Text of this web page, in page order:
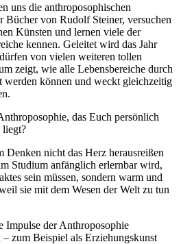
uns die anthroposophischen
von Rudolf Steiner, versuchen
Künsten und lernen viele der
kennen. Geleitet wird das Jahr
von vielen weiteren tollen
zeigt, wie alle Lebensbereiche durch
werden können und weckt gleichzeitig
das Euch persönlich
liegt?
Denken nicht das Herz herausreißen
Studium anfänglich erlernbar wird,
sein müssen, sondern warm und
sie mit dem Wesen der Welt zu tun
Impulse der Anthroposophie
zum Beispiel als Erziehungskunst